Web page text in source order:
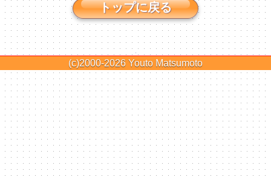
トップに戻る
(c)2000-2026 Youto Matsumoto